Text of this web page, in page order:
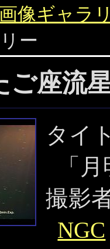
像ギャラ
ー
ご座流
タイ
「
撮影
NGC